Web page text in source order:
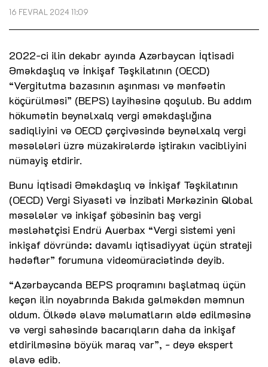
16 FEVRAL 2024 11:09
2022-ci ilin dekabr ayında Azərbaycan İqtisadi
Əməkdaşlıq və İnkişaf Təşkilatının (OECD)
“Vergitutma bazasının aşınması və mənfəətin
köçürülməsi” (BEPS) layihəsinə qoşulub. Bu addım
hökumətin beynəlxalq vergi əməkdaşlığına
sadiqliyini və OECD çərçivəsində beynəlxalq vergi
məsələləri üzrə müzakirələrdə iştirakın vacibliyini
nümayiş etdirir.
Bunu İqtisadi Əməkdaşlıq və İnkişaf Təşkilatının
(OECD) Vergi Siyasəti və İnzibati Mərkəzinin Qlobal
məsələlər və inkişaf şöbəsinin baş vergi
məsləhətçisi Endrü Auerbax “Vergi sistemi yeni
inkişaf dövründə: davamlı iqtisadiyyat üçün strateji
hədəflər” forumuna videomüraciətində deyib.
“Azərbaycanda BEPS proqramını başlatmaq üçün
keçən ilin noyabrında Bakıda gəlməkdən məmnun
oldum. Ölkədə əlavə məlumatların əldə edilməsinə
və vergi sahəsində bacarıqların daha da inkişaf
etdirilməsinə böyük maraq var”, - deyə ekspert
əlavə edib.